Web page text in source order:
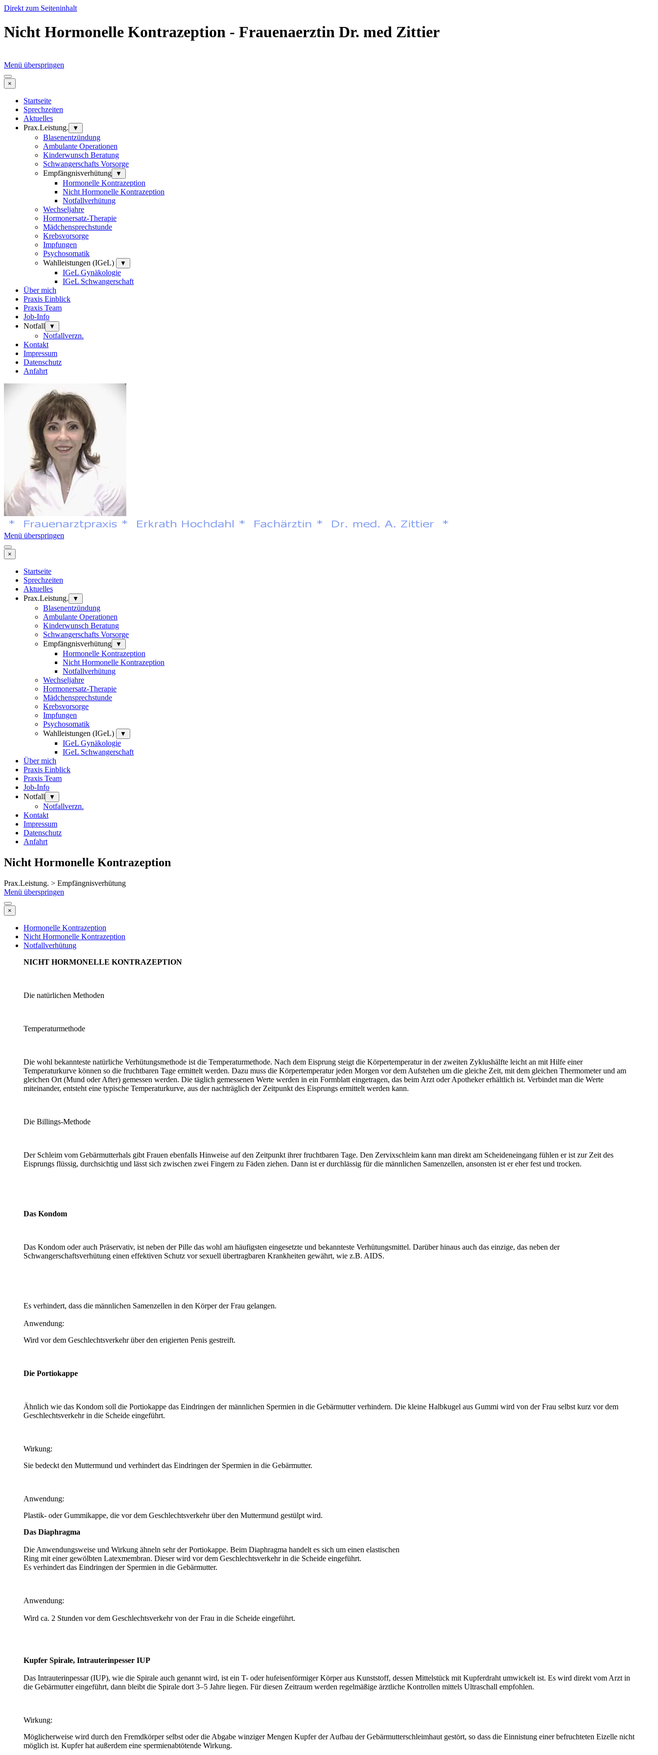
Direkt zum Seiteninhalt
Nicht Hormonelle Kontrazeption - Frauenaerztin Dr. med Zittier
Menü überspringen
×
Startseite
Sprechzeiten
Aktuelles
Prax.Leistung.
▼
Blasenentzündung
Ambulante Operationen
Kinderwunsch Beratung
Schwangerschafts Vorsorge
Empfängnisverhütung
▼
Hormonelle Kontrazeption
Nicht Hormonelle Kontrazeption
Notfallverhütung
Wechseljahre
Hormonersatz-Therapie
Mädchensprechstunde
Krebsvorsorge
Impfungen
Psychosomatik
Wahlleistungen (IGeL)
▼
IGeL Gynäkologie
IGeL Schwangerschaft
Über mich
Praxis Einblick
Praxis Team
Job-Info
Notfall
▼
Notfallverzn.
Kontakt
Impressum
Datenschutz
Anfahrt
Menü überspringen
×
Startseite
Sprechzeiten
Aktuelles
Prax.Leistung.
▼
Blasenentzündung
Ambulante Operationen
Kinderwunsch Beratung
Schwangerschafts Vorsorge
Empfängnisverhütung
▼
Hormonelle Kontrazeption
Nicht Hormonelle Kontrazeption
Notfallverhütung
Wechseljahre
Hormonersatz-Therapie
Mädchensprechstunde
Krebsvorsorge
Impfungen
Psychosomatik
Wahlleistungen (IGeL)
▼
IGeL Gynäkologie
IGeL Schwangerschaft
Über mich
Praxis Einblick
Praxis Team
Job-Info
Notfall
▼
Notfallverzn.
Kontakt
Impressum
Datenschutz
Anfahrt
Nicht Hormonelle Kontrazeption
Prax.Leistung. > Empfängnisverhütung
Menü überspringen
×
Hormonelle Kontrazeption
Nicht Hormonelle Kontrazeption
Notfallverhütung
NICHT HORMONELLE KONTRAZEPTION
Die natürlichen Methoden
Temperaturmethode
Die wohl bekannteste natürliche Verhütungsmethode ist die Temperaturmethode. Nach dem Eisprung steigt die Körpertemperatur in der zweiten Zyklushälfte leicht an mit Hilfe einer
Temperaturkurve können so die fruchtbaren Tage ermittelt werden. Dazu muss die Körpertemperatur jeden Morgen vor dem Aufstehen um die gleiche Zeit, mit dem gleichen Thermometer und am
gleichen Ort (Mund oder After) gemessen werden. Die täglich gemessenen Werte werden in ein Formblatt eingetragen, das beim Arzt oder Apotheker erhältlich ist. Verbindet man die Werte
miteinander, entsteht eine typische Temperaturkurve, aus der nachträglich der Zeitpunkt des Eisprungs ermittelt werden kann.
Die Billings-Methode
Der Schleim vom Gebärmutterhals gibt Frauen ebenfalls Hinweise auf den Zeitpunkt ihrer fruchtbaren Tage. Den Zervixschleim kann man direkt am Scheideneingang fühlen er ist zur Zeit des
Eisprungs flüssig, durchsichtig und lässt sich zwischen zwei Fingern zu Fäden ziehen. Dann ist er durchlässig für die männlichen Samenzellen, ansonsten ist er eher fest und trocken.
Das Kondom
Das Kondom oder auch Präservativ, ist neben der Pille das wohl am häufigsten eingesetzte und bekannteste Verhütungsmittel. Darüber hinaus auch das einzige, das neben der
Schwangerschaftsverhütung einen effektiven Schutz vor sexuell übertragbaren Krankheiten gewährt, wie z.B. AIDS.
Es verhindert, dass die männlichen Samenzellen in den Körper der Frau gelangen.
Anwendung:
Wird vor dem Geschlechtsverkehr über den erigierten Penis gestreift.
Die Portiokappe
Ähnlich wie das Kondom soll die Portiokappe das Eindringen der männlichen Spermien in die Gebärmutter verhindern. Die kleine Halbkugel aus Gummi wird von der Frau selbst kurz vor dem
Geschlechtsverkehr in die Scheide eingeführt.
Wirkung:
Sie bedeckt den Muttermund und verhindert das Eindringen der Spermien in die Gebärmutter.
Anwendung:
Plastik- oder Gummikappe, die vor dem Geschlechtsverkehr über den Muttermund gestülpt wird.
Das Diaphragma
Die Anwendungsweise und Wirkung ähneln sehr der Portiokappe. Beim Diaphragma handelt es sich um einen elastischen
Ring mit einer gewölbten Latexmembran. Dieser wird vor dem Geschlechtsverkehr in die Scheide eingeführt.
Es verhindert das Eindringen der Spermien in die Gebärmutter.
Anwendung:
Wird ca. 2 Stunden vor dem Geschlechtsverkehr von der Frau in die Scheide eingeführt.
Kupfer Spirale, Intrauterinpesser IUP
Das Intrauterinpessar (IUP), wie die Spirale auch genannt wird, ist ein T- oder hufeisenförmiger Körper aus Kunststoff, dessen Mittelstück mit Kupferdraht umwickelt ist. Es wird direkt vom Arzt in
die Gebärmutter eingeführt, dann bleibt die Spirale dort 3–5 Jahre liegen. Für diesen Zeitraum werden regelmäßige ärztliche Kontrollen mittels Ultraschall empfohlen.
Wirkung:
Möglicherweise wird durch den Fremdkörper selbst oder die Abgabe winziger Mengen Kupfer der Aufbau der Gebärmutterschleimhaut gestört, so dass die Einnistung einer befruchteten Eizelle nicht
möglich ist. Kupfer hat außerdem eine spermienabtötende Wirkung.